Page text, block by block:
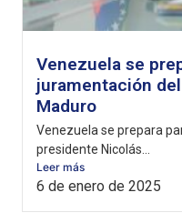
Venezuela se
juramentación
Maduro
Venezuela se prepara
presidente Nicolás...
Leer más
6 de enero de 2025